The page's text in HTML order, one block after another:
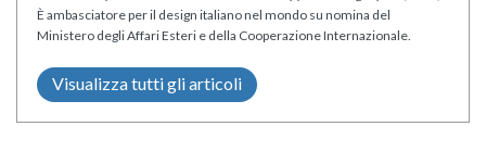
È ambasciatore per il design italiano nel mondo su nomina del
Ministero degli Affari Esteri e della Cooperazione Internazionale.
Visualizza tutti gli articoli